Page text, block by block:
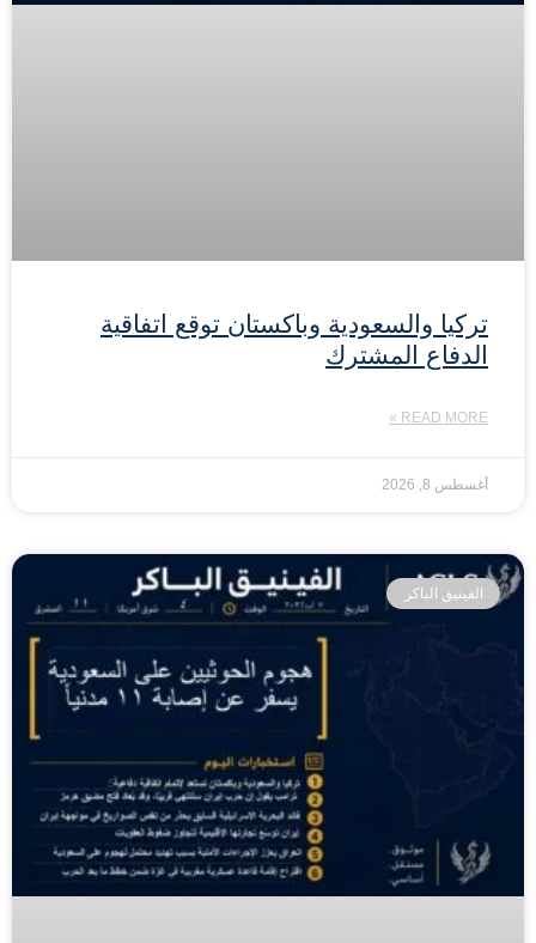
تركيا والسعودية وباكستان توقع اتفاقية
الدفاع المشترك
READ MORE »
أغسطس 8, 2026
الفينيق الباكر